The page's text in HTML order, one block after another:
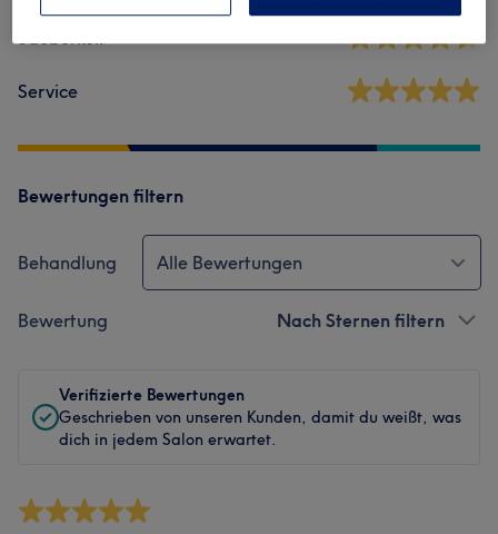
Sauberkeit
Service
Bewertungen filtern
Behandlung Alle Bewertungen
Bewertung Nach Sternen filtern
Verifizierte Bewertungen
Geschrieben von unseren Kunden, damit du weißt, was
dich in jedem Salon erwartet.